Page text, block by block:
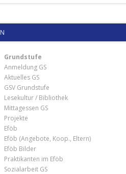
Grundstufe
Anmeldung GS
Aktuelles GS
GSV Grundstufe
Lesekultur / Bibliothek
Mittagessen GS
Projekte
Eföb
Eföb (Angebote, Koop., Eltern)
Eföb Bilder
Praktikanten im Eföb
Sozialarbeit GS